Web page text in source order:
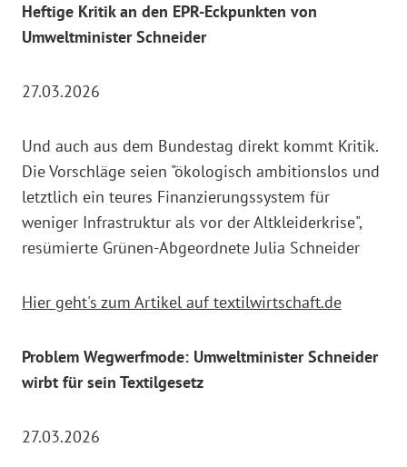
Heftige Kritik an den EPR-Eckpunkten von
Umweltminister Schneider
27.03.2026
Und auch aus dem Bundestag direkt kommt Kritik.
Die Vorschläge seien "ökologisch ambitionslos und
letztlich ein teures Finanzierungssystem für
weniger Infrastruktur als vor der Altkleiderkrise",
resümierte Grünen-Abgeordnete Julia Schneider
Hier geht's zum Artikel auf textilwirtschaft.de
Problem Wegwerfmode: Umweltminister Schneider
wirbt für sein Textilgesetz
27.03.2026